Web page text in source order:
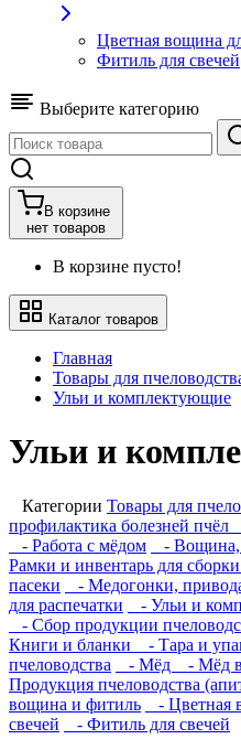
Цветная вощина
Фитиль для свечей
Выберите категорию
В корзине
нет товаров
В корзине пусто!
Каталог товаров
Главная
Товары для
Ульи и комплектующие
Ульи и
Категории Товары для
профилактика болезней пчёл
- Работа с мёдом
- Вощина,
Рамки и инвентарь для
пасеки
- Медогонки,
для распечатки
- Ульи и
- Сбор продукции
Книги и бланки
- Тара и
пчеловодства
- Мёд - Мёд в
Продукция пчеловодства
вощина и фитиль
- Цветная
свечей
- Фитиль для свечей